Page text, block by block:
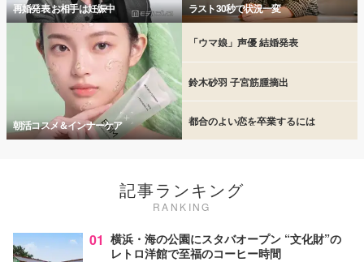
再婚発表 お相手は妊娠中 ラスト30秒で状況一変
朝活コスメ＆インナーケア
「ウマ娘」声優 結婚発表
鈴木砂羽 子宮筋腫摘出
都合のよい恋を卒業するには
記事ランキング
RANKING
01 横浜・海の公園にスタバオープン “文化財”の
レトロ洋館で至福のコーヒー時間